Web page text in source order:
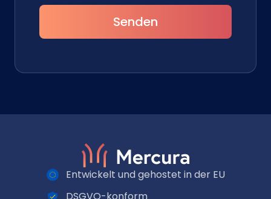
Senden
Entwickelt und gehostet in der EU